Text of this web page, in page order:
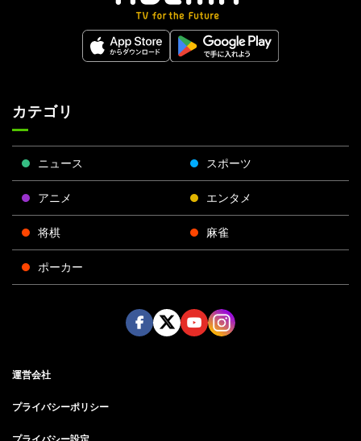
カテゴリ
ニュース スポーツ
アニメ エンタメ
将棋 麻雀
ポーカー
運営会社
プライバシーポリシー